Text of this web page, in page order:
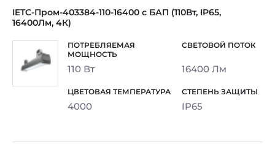
IETC-Пром-403384-110-16400 с БАП (110Вт, IP65,
16400Лм, 4К)
110 Вт 16400 Лм
4000 IP65